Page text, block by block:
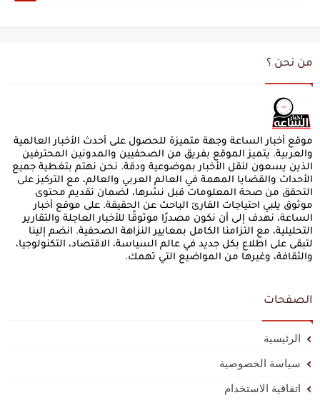
من نحن ؟
موقع أخبار الساعة وجهة متميزة للحصول على أحدث الأخبار العالمية
والعربية. يتميز الموقع بفريق من الصحفيين والمدونين المحترفين
الذين يسعون لنقل الأخبار بموضوعية ودقة. نحن نهتم بتغطية جميع
الأحداث والقضايا المهمة في العالم العربي والعالم، مع التركيز على
التحقق من صحة المعلومات قبل نشرها، لضمان تقديم محتوى
موثوق يلبي احتياجات القارئ الباحث عن الحقيقة. على موقع أخبار
الساعة، نهدف إلى أن نكون مصدرًا موثوقًا للأخبار العاجلة والتقارير
التحليلية، مع التزامنا الكامل بمعايير النزاهة الصحفية. انضم إلينا
لتبقى على اطلاع بكل جديد في عالم السياسة، الاقتصاد، التكنولوجيا،
والثقافة، وغيرها من المواضيع التي تهمك.
الصفحات
الرئيسية
سياسة الخصوصية
اتفاقية الاستخدام